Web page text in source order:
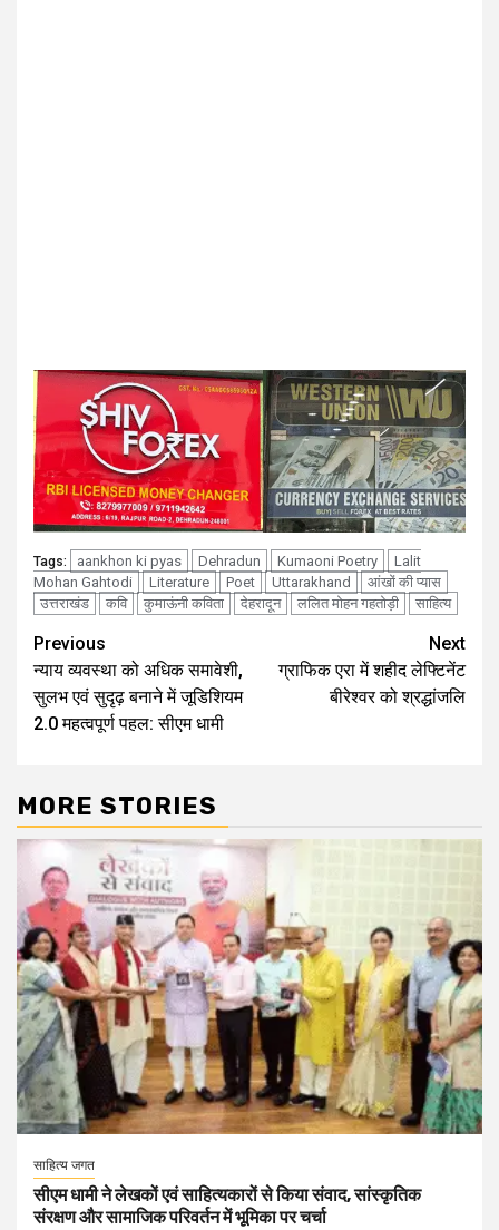
Tags: aankhon ki pyas Dehradun Kumaoni Poetry
Lalit
Mohan Gahtodi
Literature Poet Uttarakhand
आंखों की प्यास
उत्तराखंड
कवि कुमाऊंनी कविता देहरादून ललित मोहन गहतोड़ी साहित्य
Continue
Reading
Previous
न्याय व्यवस्था को अधिक समावेशी,
सुलभ एवं सुदृढ़ बनाने में जूडिशियम
2.0 महत्वपूर्ण पहल: सीएम धामी
Next
ग्राफिक एरा में शहीद लेफ्टिनेंट
बीरेश्वर को श्रद्धांजलि
MORE STORIES
साहित्य जगत
सीएम धामी ने लेखकों एवं साहित्यकारों से किया संवाद, सांस्कृतिक
संरक्षण और सामाजिक परिवर्तन में भूमिका पर चर्चा